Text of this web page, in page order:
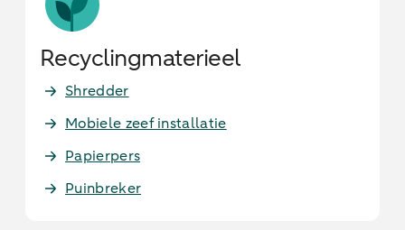
Re­cy­cling­ma­te­ri­eel
Shredder
Mobiele zeef installatie
Papierpers
Puinbreker